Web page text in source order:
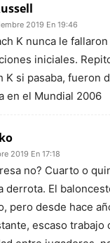
2019 En 19:46
K nunca le
iniciales.
K si pasaba, fueron
en el Mundial 2006
2019 En 17:18
no? Cuarto o
derrota. El
pero desde hace
escaso trabajo